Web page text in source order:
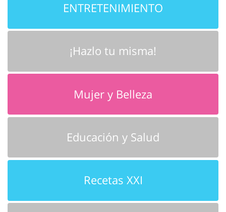
ENTRETENIMIENTO
¡Hazlo tu misma!
Mujer y Belleza
Educación y Salud
Recetas XXI